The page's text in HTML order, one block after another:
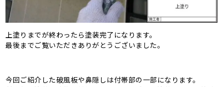
上塗りまでが終わったら塗装完了になります。
最後までご覧いただきありがとうございました。
今回ご紹介した破風板や鼻隠しは付帯部の一部になります。